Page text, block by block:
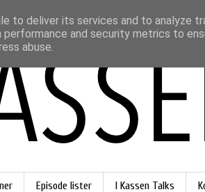
Episode lister I Kassen Talks
to deliver its services and to analyze
performance and security metrics to
abuse.